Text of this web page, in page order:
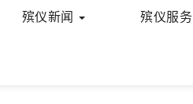
殡仪新闻 殡仪服务